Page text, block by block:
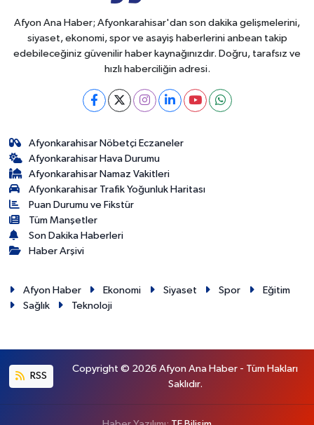
Afyon Ana Haber; Afyonkarahisar'dan son dakika gelişmelerini,
siyaset, ekonomi, spor ve asayiş haberlerini anbean takip
edebileceğiniz güvenilir haber kaynağınızdır. Doğru, tarafsız ve
hızlı haberciliğin adresi.
Afyonkarahisar Nöbetçi Eczaneler
Afyonkarahisar Hava Durumu
Afyonkarahisar Namaz Vakitleri
Afyonkarahisar Trafik Yoğunluk Haritası
Puan Durumu ve Fikstür
Tüm Manşetler
Son Dakika Haberleri
Haber Arşivi
Afyon Haber Ekonomi Siyaset Spor
Eğitim
Sağlık
Teknoloji
RSS
Copyright © 2026 Afyon Ana Haber - Tüm Hakları
Saklıdır.